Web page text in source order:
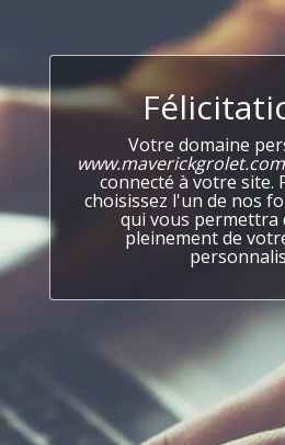
Votre domaine
www.maverickgrolet.com
connecté à votre site.
choisissez l'un de nos
qui vous
pleinement de